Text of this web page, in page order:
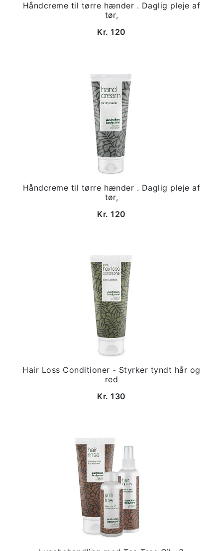
Håndcreme til tørre hænder . Daglig pleje af
tør,
Kr. 120
Håndcreme til tørre hænder . Daglig pleje af
tør,
Kr. 120
Hair Loss Conditioner - Styrker tyndt hår og
red
Kr. 130